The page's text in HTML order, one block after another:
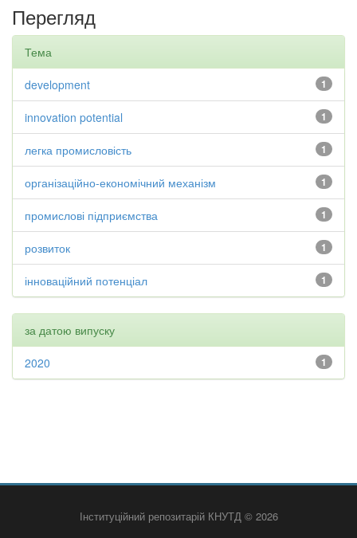
Перегляд
Тема
1
development
1
innovation potential
1
легка промисловість
1
організаційно-економічний механізм
1
промислові підприємства
1
розвиток
1
інноваційний потенціал
за датою випуску
1
2020
Інституційний репозитарій КНУТД © 2026